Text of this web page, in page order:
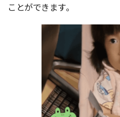
ことができます。